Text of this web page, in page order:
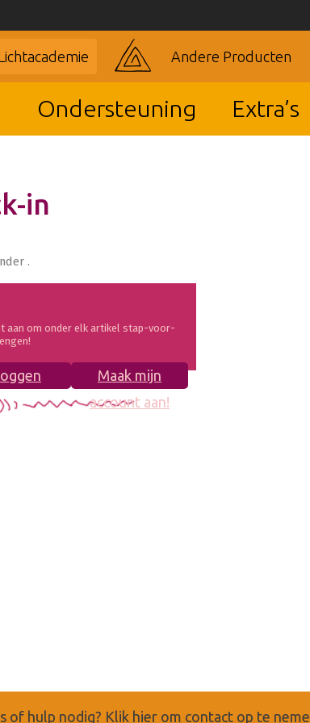
Andere Producten
Ondersteuning Extra’s
in
.
aan om onder elk artikel stap-voor-
Maak mijn
account aan!
of hulp nodig? Klik hier om contact op te